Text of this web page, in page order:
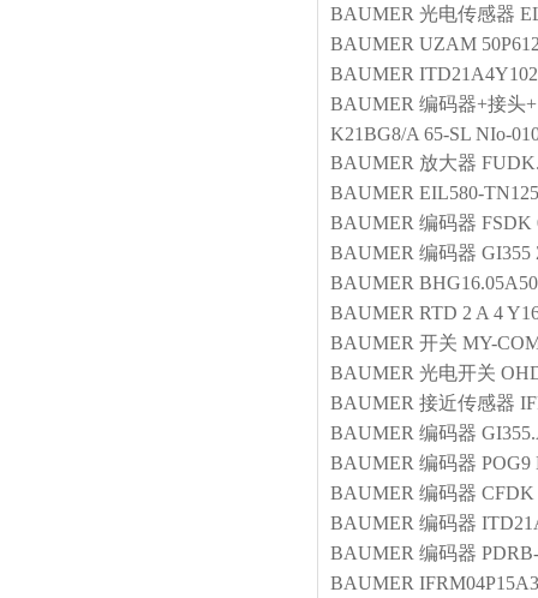
BAUMER 光电传感器
BAUMER UZAM
BAUMER
BAUMER 编码器+接头
K21BG8/A 65-SL NIo-
BAUMER 放大器
BAUMER EIL580-
BAUMER 编码器 FSDK
BAUMER 编码器 GI355
BAUMER
BAUMER RTD 2 A 4
BAUMER 开关 MY-
BAUMER 光电开关
BAUMER 接近传感器
BAUMER 编码器
BAUMER 编码器 POG9
BAUMER 编码器 CFDK
BAUMER 编码器
BAUMER 编码器
BAUMER